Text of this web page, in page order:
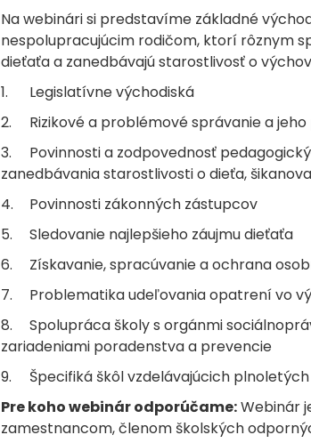
Na webinári si predstavíme základné
nespolupracujúcim rodičom, ktorí rôznym
dieťaťa a zanedbávajú starostlivosť o
1.
Legislatívne východiská
2.
Rizikové a problémové správanie a
3.
Povinnosti a zodpovednosť
zanedbávania starostlivosti o dieťa,
4.
Povinnosti zákonných zástupcov
5.
Sledovanie najlepšieho záujmu dieťaťa
6.
Získavanie, spracúvanie a ochrana
7.
Problematika udeľovania opatrení vo
8.
Spolupráca školy s orgánmi
zariadeniami poradenstva a prevencie
9.
Špecifiká škôl vzdelávajúcich
Pre koho webinár odporúčame:Webinár
zamestnancom, členom školských